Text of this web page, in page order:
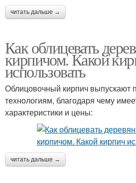
читать дальше →
Как облицевать
кирпичом. Какой
использовать
Облицовочный кирпич выпускают
технологиям, благодаря чему
характеристики и цены:
читать дальше →